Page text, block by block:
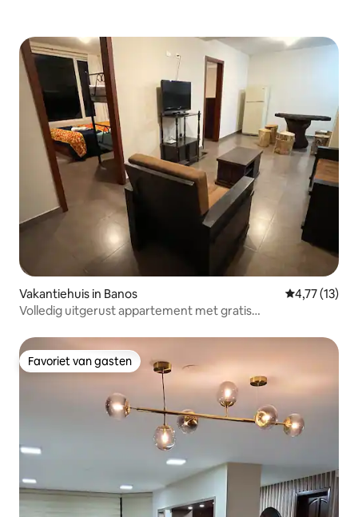
Vakantiehuis in Banos Gemiddelde
4,77 (13)
Volledig uitgerust appartement met gratis
Favoriet van gasten
Favoriet van gasten